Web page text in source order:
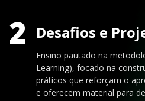
2 Desafios e
Ensino pautado na
Learning), focado na
práticos que reforçam o
e oferecem material para